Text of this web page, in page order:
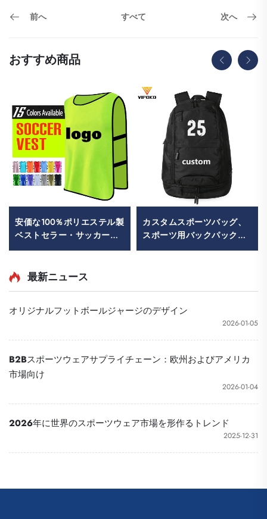
前へ すべて 次へ
おすすめ商品
安価な100％ポリエステル製
ベストセラー・サッカーベ
スト（メッシュ素材トレー
サッカービブス）
カスタムスポーツバッグ、
スポーツ用バックパック、
スクールバッグ、旅行・ハ
トボール用バッグ
最新ニュース
オリジナルフットボールジャージのデザイン
2026-01-05
B2Bスポーツウェアサプライチェーン：欧州およびアメリカ
市場向け
2026-01-04
2026年に世界のスポーツウェア市場を形作るトレンド
2025-12-31